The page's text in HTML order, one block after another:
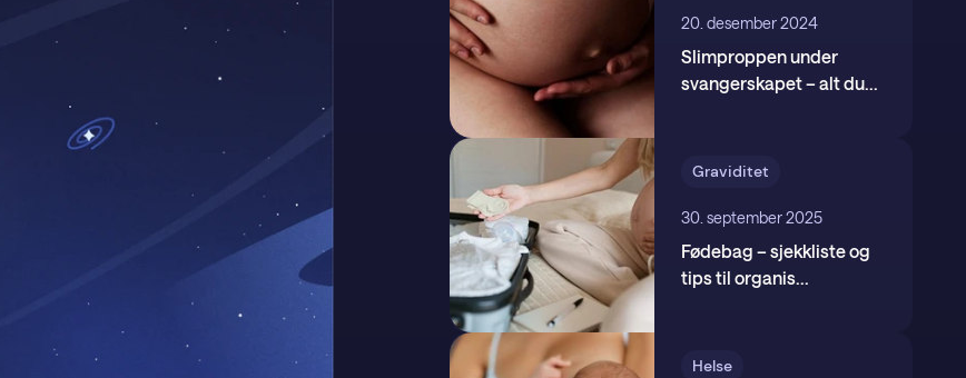
20. desember 2024
Slimproppen under
svangerskapet – alt du...
Graviditet
30. september 2025
Fødebag – sjekkliste og
tips til organis...
Helse